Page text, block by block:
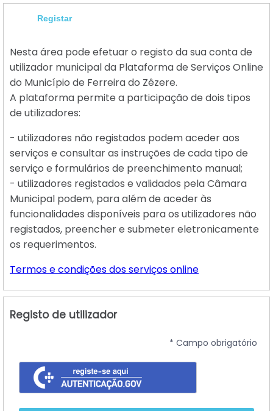
Registar
Nesta área pode efetuar o registo da sua conta de
utilizador municipal da Plataforma de Serviços Online
do Município de Ferreira do Zêzere.
A plataforma permite a participação de dois tipos
de utilizadores:
- utilizadores não registados podem aceder aos
serviços e consultar as instruções de cada tipo de
serviço e formulários de preenchimento manual;
- utilizadores registados e validados pela Câmara
Municipal podem, para além de aceder às
funcionalidades disponíveis para os utilizadores não
registados, preencher e submeter eletronicamente
os requerimentos.
Termos e condições dos serviços online
Registo de utilizador
* Campo obrigatório